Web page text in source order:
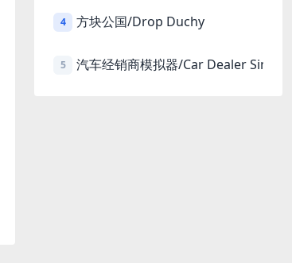
4 方块公国/Drop Duchy
5 汽车经销商模拟器/Car Dealer